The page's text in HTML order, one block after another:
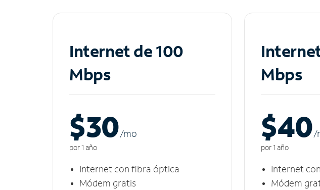
Internet de 100
Mbps
$30/mo
por 1 año
Internet con fibra óptica
Módem gratis
Mbps
$40/
por 1 año
Internet
Módem